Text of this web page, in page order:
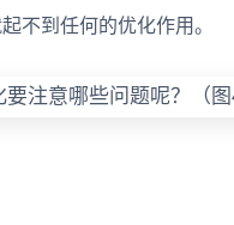
不到任何的优化作用。